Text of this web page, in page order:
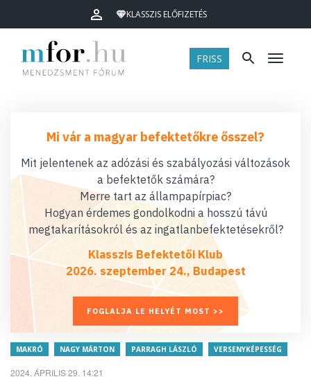
KLASSZIS ELŐFIZETÉS
FRISS Menü
Mi vár a magyar befektetőkre ősszel?
Mit jelentenek az adózási és szabályozási változások
a befektetők számára?
Merre tart az állampapírpiac?
Hogyan érdemes gondolkodni a hosszú távú
megtakarításokról és az ingatlanbefektetésekről?
Klasszis Befektetői Klub
2026. szeptember 24., Budapest
FOGLALJA LE HELYÉT MOST >>
MAKRÓ NAGY MÁRTON PARRAGH LÁSZLÓ VERSENYKÉPESSÉG
2024. ÁPRILIS 29. 14:21